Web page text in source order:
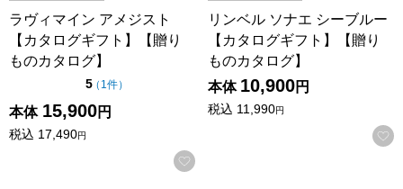
ラヴィマイン アメジスト
【カタログギフト】【贈り
ものカタログ】
5点（5点満点中）
（ 1件の評価
）
本体 15,900円
税込 17,490円
お気に入りに登録する
リンベル ソナエ シーブルー
【カタログギフト】【贈り
ものカタログ】
本体 10,900円
税込 11,990円